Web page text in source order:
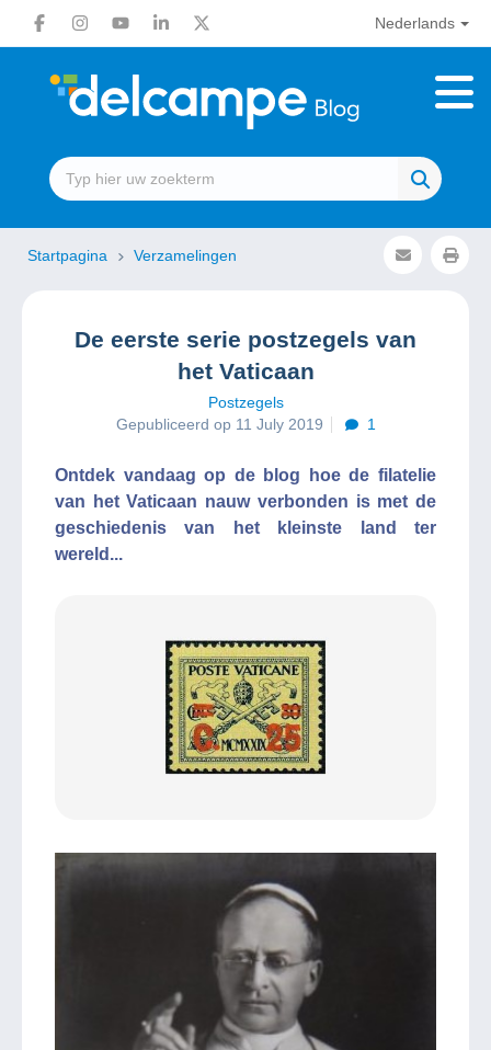
Nederlands
Startpagina Verzamelingen
De eerste serie postzegels van
het Vaticaan
Postzegels
Gepubliceerd op 11 July 2019
1
Ontdek vandaag op de blog hoe de filatelie
van het Vaticaan nauw verbonden is met de
geschiedenis van het kleinste land ter
wereld...